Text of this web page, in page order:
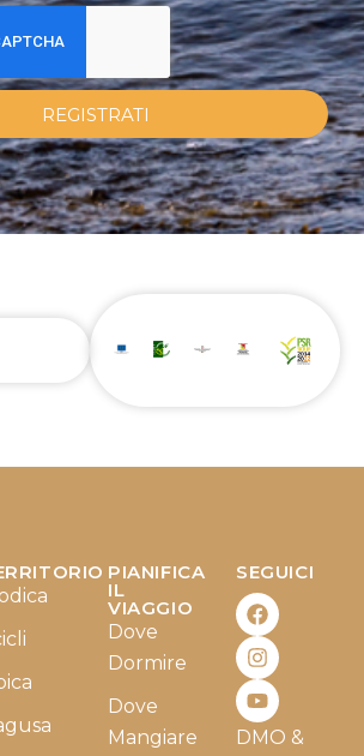
REGISTRATI
PIANIFICA
IL
VIAGGIO
Dove
Dormire
Dove
Mangiare
SEGUICI
F
a
c
e
b
o
o
k
I
n
s
t
a
g
r
a
Y
o
u
t
u
b
e
DMO &